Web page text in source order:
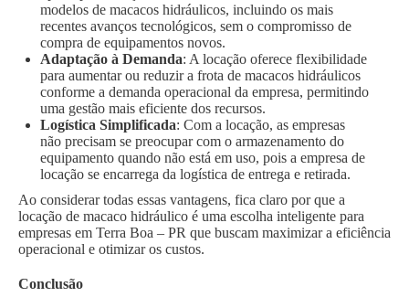
modelos de macacos hidráulicos, incluindo os mais
recentes avanços tecnológicos, sem o compromisso de
compra de equipamentos novos.
Adaptação à Demanda: A locação oferece flexibilidade
para aumentar ou reduzir a frota de macacos hidráulicos
conforme a demanda operacional da empresa, permitindo
uma gestão mais eficiente dos recursos.
Logística Simplificada: Com a locação, as empresas
não precisam se preocupar com o armazenamento do
equipamento quando não está em uso, pois a empresa de
locação se encarrega da logística de entrega e retirada.
Ao considerar todas essas vantagens, fica claro por que a
locação de macaco hidráulico é uma escolha inteligente para
empresas em Terra Boa – PR que buscam maximizar a eficiência
operacional e otimizar os custos.
Conclusão